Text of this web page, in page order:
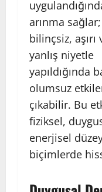
arınma
bilinçsiz, aşırı
yanlış niyetle
yapıldığında
olumsuz
çıkabilir. Bu
fiziksel,
enerjisel
biçimlerde